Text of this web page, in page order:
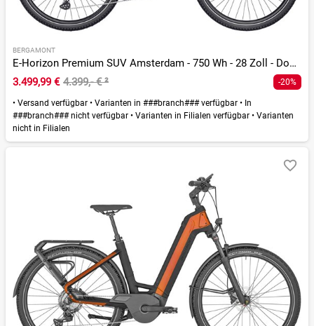
BERGAMONT
E-Horizon Premium SUV Amsterdam - 750 Wh - 28 Zoll - Doppelrohr
3.499,99 € 4.399,- €² -20%
• Versand verfügbar • Varianten in ###branch### verfügbar • In
###branch### nicht verfügbar • Varianten in Filialen verfügbar • Varianten
nicht in Filialen